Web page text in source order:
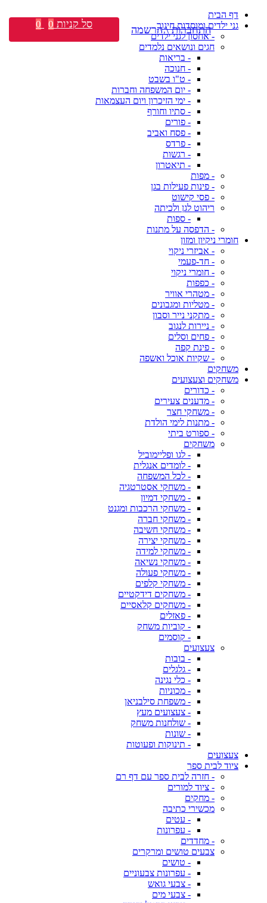
דף הבית
גני ילדים ומוסדות חינוך
- אחסון לגני ילדים
חגים ונושאים נלמדים
- בריאות
- חנוכה
- ט"ו בשבט
- יום המשפחה וחברות
- ימי הזיכרון ויום העצמאות
- סתיו וחורף
- פורים
- פסח ואביב
- פרדס
- רגשות
- תיאטרון
- מפות
- פינות פעילות בגן
- פסי קישוט
ריהוט לגן ולכיתה
- ספות
- הדפסה על מתנות
חומרי ניקיון ומזון
- אביזרי ניקוי
- חד-פעמי
- חומרי ניקוי
- כפפות
- מטהרי אוויר
- מטליות ומגבונים
- מתקני נייר וסבון
- ניירות לנגוב
- פחים וסלים
- פינת קפה
- שקיות אוכל ואשפה
משחקים
משחקים וצעצועים
- כדורים
- מדענים צעירים
- משחקי חצר
- מתנות לימי הולדת
- ספורט ביתי
משחקים
- לגו ופליימוביל
- לומדים אנגלית
- לכל המשפחה
- משחקי אסטרטגיה
- משחקי דמיון
- משחקי הרכבות ומגנט
- משחקי חברה
- משחקי חשיבה
- משחקי יצירה
- משחקי למידה
- משחקי נשיאה
- משחקי פעולה
- משחקי קלפים
- משחקים דידקטיים
- משחקים קלאסיים
- פאזלים
- קוביות משחק
- קוסמים
צעצועים
- בובות
- גלגלים
- כלי נגינה
- מכוניות
- משפחת סילבניאן
- צעצועים מעץ
- שולחנות משחק
- שונות
- תינוקות ופעוטות
צעצועים
ציוד לבית ספר
- חזרה לבית ספר עם דף רם
- ציוד למורים
- מחקים
מכשירי כתיבה
- עטים
- עפרונות
- מחדדים
צבעים טושים ומרקרים
- טושים
- עפרונות צבעוניים
- צבעי גואש
- צבעי מים
התחברות \ הרשמה סל קניות 0
0